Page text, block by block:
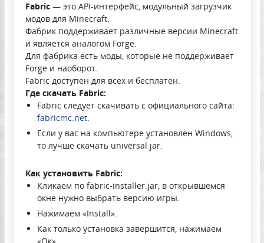
Fabric— это API-интерфейс, модульный загрузчик
модов для Minecraft.
Фабрик поддерживает различные версии Minecraft
и является аналогом Forge.
Для фабрика есть моды, которые не поддерживает
Forge и наоборот.
Fabric доступен для всех и бесплатен.
Где скачать Fabric:
Fabric следует скачивать с официального сайта:
fabricmc.net.
Если у вас на компьютере установлен Windows,
то лучше скачать universal jar.
Как установить Fabric:
Кликаем по fabric-installer.jar, в открывшемся
окне нужно выбрать версию игры.
Нажимаем «Install».
Как только установка завершится, нажимаем